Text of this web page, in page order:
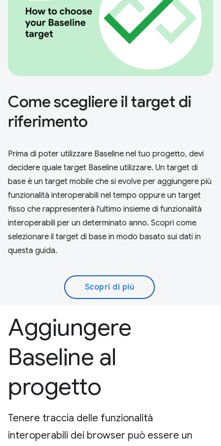
Come scegliere il target di
riferimento
Prima di poter utilizzare Baseline nel tuo progetto, devi
decidere quale target Baseline utilizzare. Un target di
base è un target mobile che si evolve per aggiungere più
funzionalità interoperabili nel tempo oppure un target
fisso che rappresenterà l'ultimo insieme di funzionalità
interoperabili per un determinato anno. Scopri come
selezionare il target di base in modo basato sui dati in
questa guida.
Scopri di più
Aggiungere
Baseline al
progetto
Tenere traccia delle funzionalità
interoperabili dei browser può essere un